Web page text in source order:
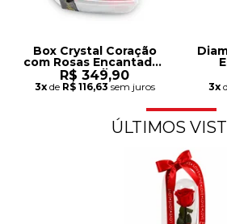
Box Crystal Coração
com Rosas Encantadas
Vermelhas
R$ 349,90
3xde R$ 116,63sem juros 3x
ÚLTIMOS